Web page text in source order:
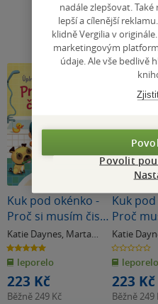
Kuk pod okénko -
Proč si musím čistit
zuby? Katie Daynes
Katie Daynes, Marta
Alvarez Miguens
5.0
z
5
hvězdiček
leporelo
223 Kč
Běžně249 Kč
Kuk
Proč
Katie
Alvarez
0.0
z
5
hvězdiček
leporelo
223 Kč
Běžně249
nadále zlepšovat.
lepší a cílenější
klidně Vergilia v
marketingovým
údaje. Ale vše bedlivě
Povolit